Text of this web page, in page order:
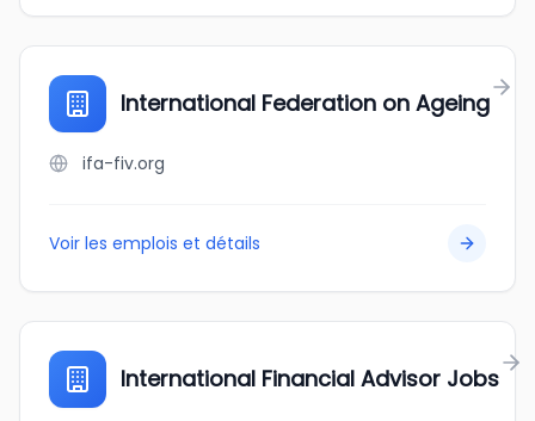
International Federation on Ageing
ifa-fiv.org
Voir les emplois et détails
International Financial Advisor Jobs